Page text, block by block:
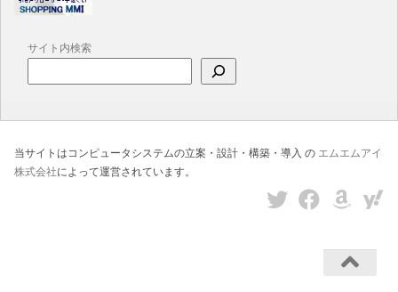
サイト内検索
当サイトはコンピュータシステムの立案・設計・構築・導入 の エムエムアイ
株式会社によって運営されています。